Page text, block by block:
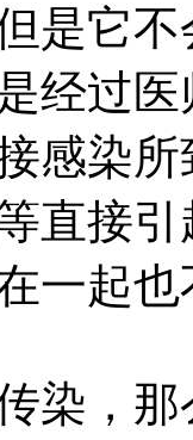
是它
经过
感染
直接
一起
，那